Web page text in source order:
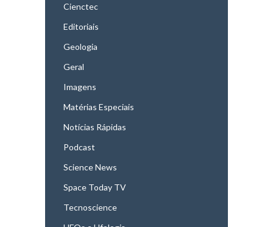
Cienctec
Editoriais
Geologia
Geral
Imagens
Matérias Especiais
Notícias Rápidas
Podcast
Science News
Space Today TV
Tecnoscience